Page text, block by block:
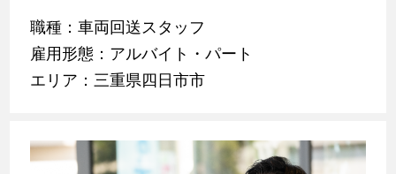
職種：車両回送スタッフ
雇用形態：アルバイト・パート
エリア：三重県四日市市